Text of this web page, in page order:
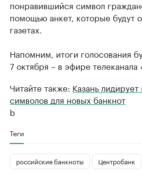
понравившийся символ
помощью анкет, которые будут
газетах.
Напомним, итоги голосования
7 октября – в эфире телеканала
Читайте также: Казань
символов для новых банкнот
b
Теги
российские банкноты Центробанк